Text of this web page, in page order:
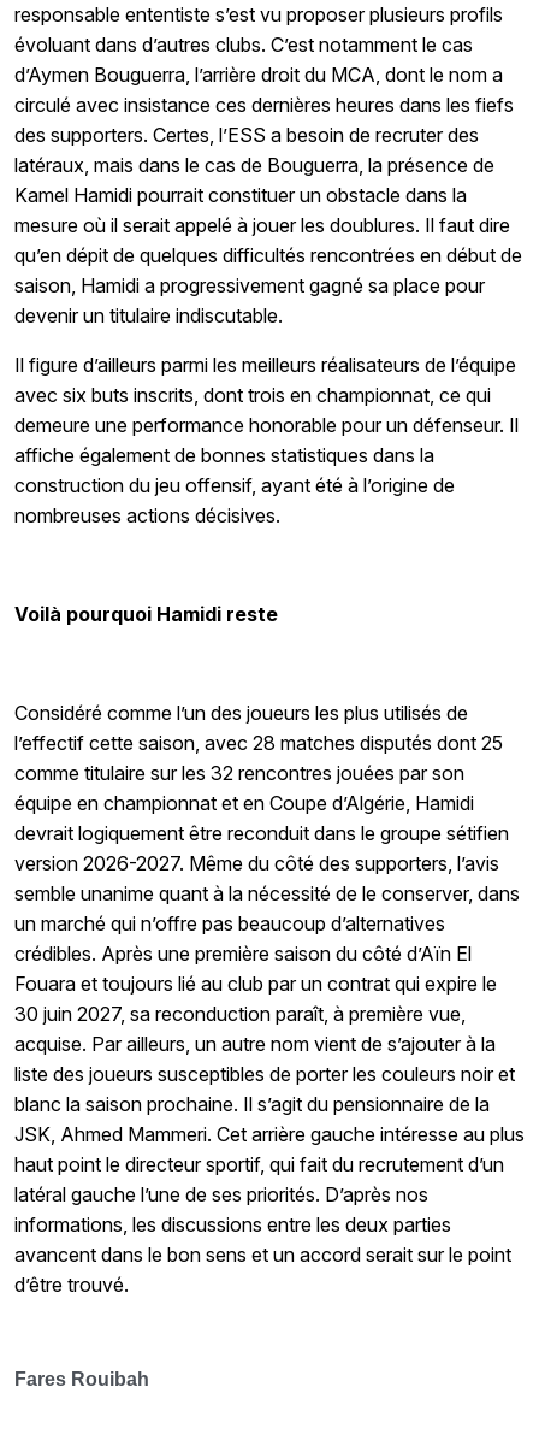
responsable ententiste s’est vu proposer plusieurs profils
évoluant dans d’autres clubs. C’est notamment le cas
d’Aymen Bouguerra, l’arrière droit du MCA, dont le nom a
circulé avec insistance ces dernières heures dans les fiefs
des supporters. Certes, l’ESS a besoin de recruter des
latéraux, mais dans le cas de Bouguerra, la présence de
Kamel Hamidi pourrait constituer un obstacle dans la
mesure où il serait appelé à jouer les doublures. Il faut dire
qu’en dépit de quelques difficultés rencontrées en début de
saison, Hamidi a progressivement gagné sa place pour
devenir un titulaire indiscutable.
Il figure d’ailleurs parmi les meilleurs réalisateurs de l’équipe
avec six buts inscrits, dont trois en championnat, ce qui
demeure une performance honorable pour un défenseur. Il
affiche également de bonnes statistiques dans la
construction du jeu offensif, ayant été à l’origine de
nombreuses actions décisives.
Voilà pourquoi Hamidi reste
Considéré comme l’un des joueurs les plus utilisés de
l’effectif cette saison, avec 28 matches disputés dont 25
comme titulaire sur les 32 rencontres jouées par son
équipe en championnat et en Coupe d’Algérie, Hamidi
devrait logiquement être reconduit dans le groupe sétifien
version 2026-2027. Même du côté des supporters, l’avis
semble unanime quant à la nécessité de le conserver, dans
un marché qui n’offre pas beaucoup d’alternatives
crédibles. Après une première saison du côté d’Aïn El
Fouara et toujours lié au club par un contrat qui expire le
30 juin 2027, sa reconduction paraît, à première vue,
acquise. Par ailleurs, un autre nom vient de s’ajouter à la
liste des joueurs susceptibles de porter les couleurs noir et
blanc la saison prochaine. Il s’agit du pensionnaire de la
JSK, Ahmed Mammeri. Cet arrière gauche intéresse au plus
haut point le directeur sportif, qui fait du recrutement d’un
latéral gauche l’une de ses priorités. D’après nos
informations, les discussions entre les deux parties
avancent dans le bon sens et un accord serait sur le point
d’être trouvé.
Fares Rouibah